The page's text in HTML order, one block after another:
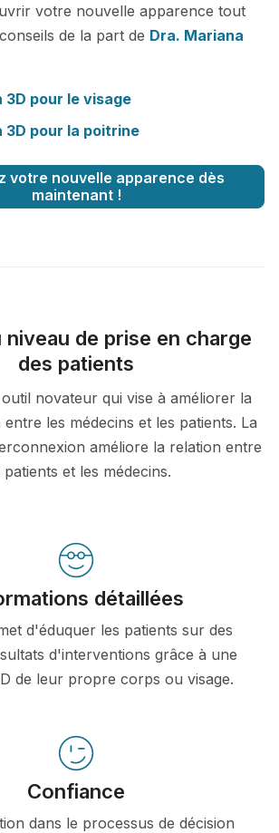
votre nouvelle apparence tout
de la part de Dra. Mariana
pour le visage
3D pour la poitrine
votre nouvelle apparence dès
maintenant !
niveau de prise en charge
des patients
novateur qui vise à améliorer la
les médecins et les patients. La
améliore la relation entre
patients et les médecins.
détaillées
d'éduquer les patients sur des
d'interventions grâce à une
de leur propre corps ou visage.
Confiance
dans le processus de décision